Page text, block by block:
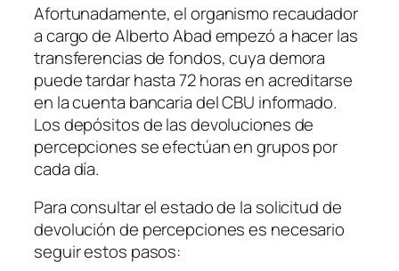
Afortunadamente, el organismo recaudador
a cargo de Alberto Abad empezó a hacer las
transferencias de fondos, cuya demora
puede tardar hasta 72 horas en acreditarse
en la cuenta bancaria del CBU informado.
Los depósitos de las devoluciones de
percepciones se efectúan en grupos por
cada día.
Para consultar el estado de la solicitud de
devolución de percepciones es necesario
seguir estos pasos: